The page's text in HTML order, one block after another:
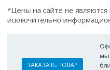
*Цены на сайте не
исключительно
ЗАКАЗАТЬ ТОВАР
мы